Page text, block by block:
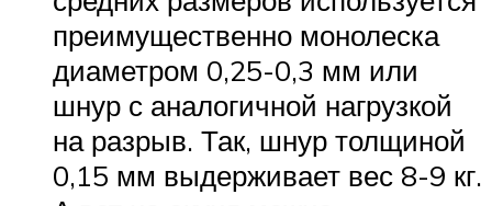
преимущественно монолеска
диаметром 0,25-0,3 мм или
шнур с аналогичной нагрузкой
на разрыв. Так, шнур толщиной
0,15 мм выдерживает вес 8-9 кг.